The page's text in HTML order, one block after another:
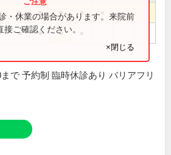
● ● ● ●
● ● ●
・休業の場合があります。来院前
ご確認ください。
×閉じる
で 予約制 臨時休診あり バリアフリ